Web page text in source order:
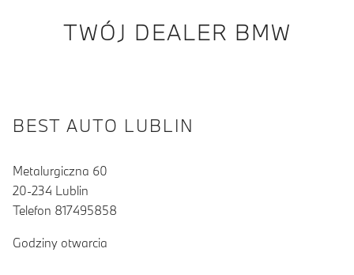
TWÓJ DEALER BMW
BEST AUTO LUBLIN
Metalurgiczna 60
20-234 Lublin
Telefon 817495858
Godziny otwarcia